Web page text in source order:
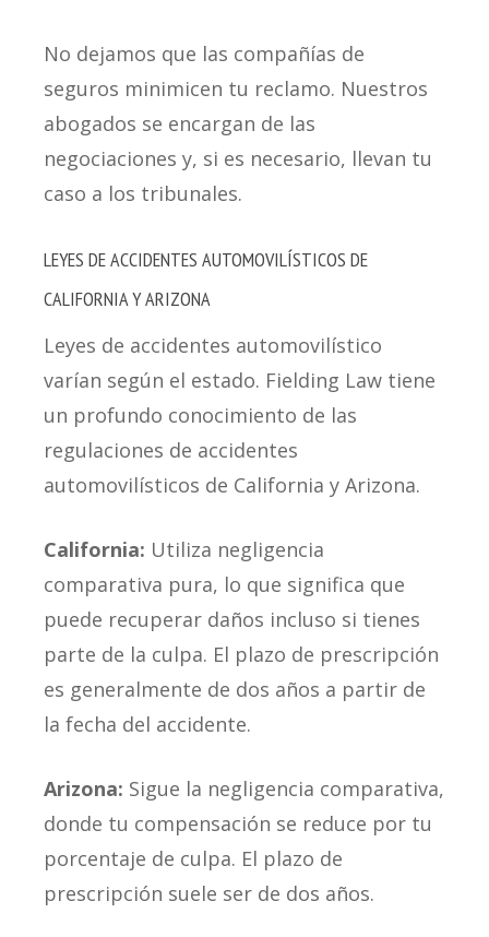
No dejamos que las compañías de
seguros minimicen tu reclamo. Nuestros
abogados se encargan de las
negociaciones y, si es necesario, llevan tu
caso a los tribunales.
LEYES DE ACCIDENTES AUTOMOVILÍSTICOS DE
CALIFORNIA Y ARIZONA
Leyes de accidentes automovilístico
varían según el estado. Fielding Law tiene
un profundo conocimiento de las
regulaciones de accidentes
automovilísticos de California y Arizona.
California: Utiliza negligencia
comparativa pura, lo que significa que
puede recuperar daños incluso si tienes
parte de la culpa. El plazo de prescripción
es generalmente de dos años a partir de
la fecha del accidente.
Arizona: Sigue la negligencia comparativa,
donde tu compensación se reduce por tu
porcentaje de culpa. El plazo de
prescripción suele ser de dos años.